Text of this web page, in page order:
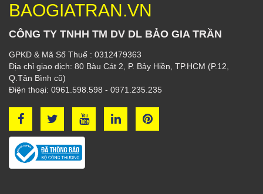
BAOGIATRAN.VN
CÔNG TY TNHH TM DV DL BẢO GIA TRẦN
GPKD & Mã Số Thuế : 0312479363
Địa chỉ giao dịch: 80 Bàu Cát 2, P. Bảy Hiền, TP.HCM (P.12,
Q.Tân Bình cũ)
Điện thoại: 0961.598.598 - 0971.235.235